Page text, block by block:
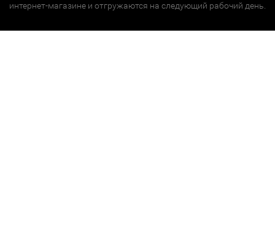
интернет-магазине и отгружаются на следующий рабочий день.